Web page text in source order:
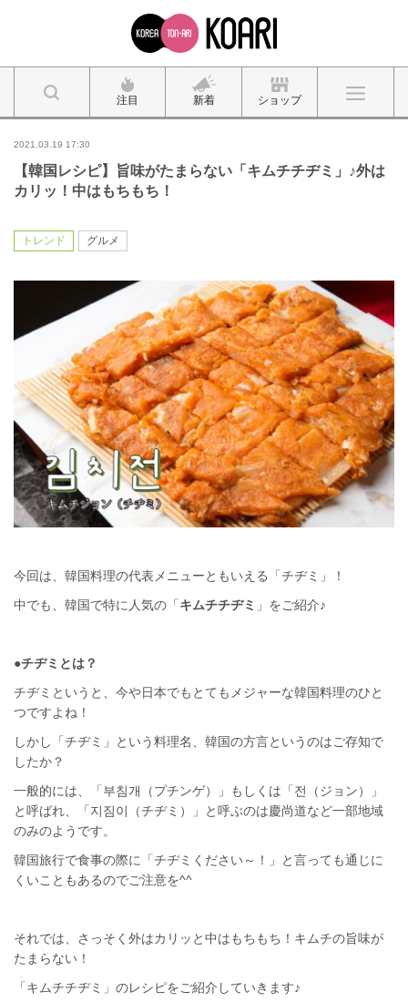
注目 新着 ショップ
2021.03.19 17:30
【韓国レシピ】旨味がたまらない「キムチチヂミ」♪外は
カリッ！中はもちもち！
トレンド グルメ
今回は、韓国料理の代表メニューともいえる「チヂミ」！
中でも、韓国で特に人気の「 キムチチヂミ 」をご紹介♪
●チヂミとは？
チヂミというと、今や日本でもとてもメジャーな韓国料理のひと
つですよね！
しかし「チヂミ」という料理名、韓国の方言というのはご存知で
したか？
一般的には、「부침개（プチンゲ）」もしくは「전（ジョン）」
と呼ばれ、「지짐이（チヂミ）」と呼ぶのは慶尚道など一部地域
のみのようです。
韓国旅行で食事の際に「チヂミください～！」と言っても通じに
くいこともあるのでご注意を^^
それでは、さっそく外はカリッと中はもちもち！キムチの旨味が
たまらない！
「キムチチヂミ」のレシピをご紹介していきます♪